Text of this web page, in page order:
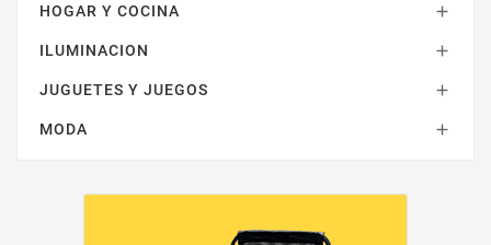
HOGAR Y COCINA 
ILUMINACION 
JUGUETES Y JUEGOS 
MODA 